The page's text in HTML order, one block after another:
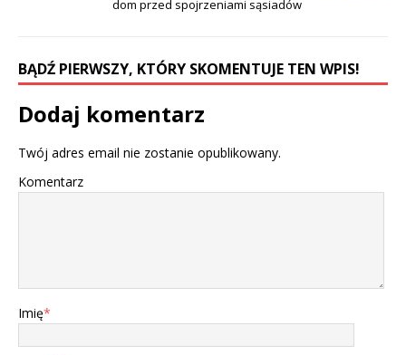
dom przed spojrzeniami sąsiadów
BĄDŹ PIERWSZY, KTÓRY SKOMENTUJE TEN WPIS!
Dodaj komentarz
Twój adres email nie zostanie opublikowany.
Komentarz
Imię*